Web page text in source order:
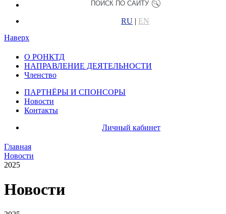
RU | EN
Наверх
О РОНКТД
НАПРАВЛЕНИЕ ДЕЯТЕЛЬНОСТИ
Членство
ПАРТНЁРЫ И СПОНСОРЫ
Новости
Контакты
Личный кабинет
Главная
Новости
2025
Новости